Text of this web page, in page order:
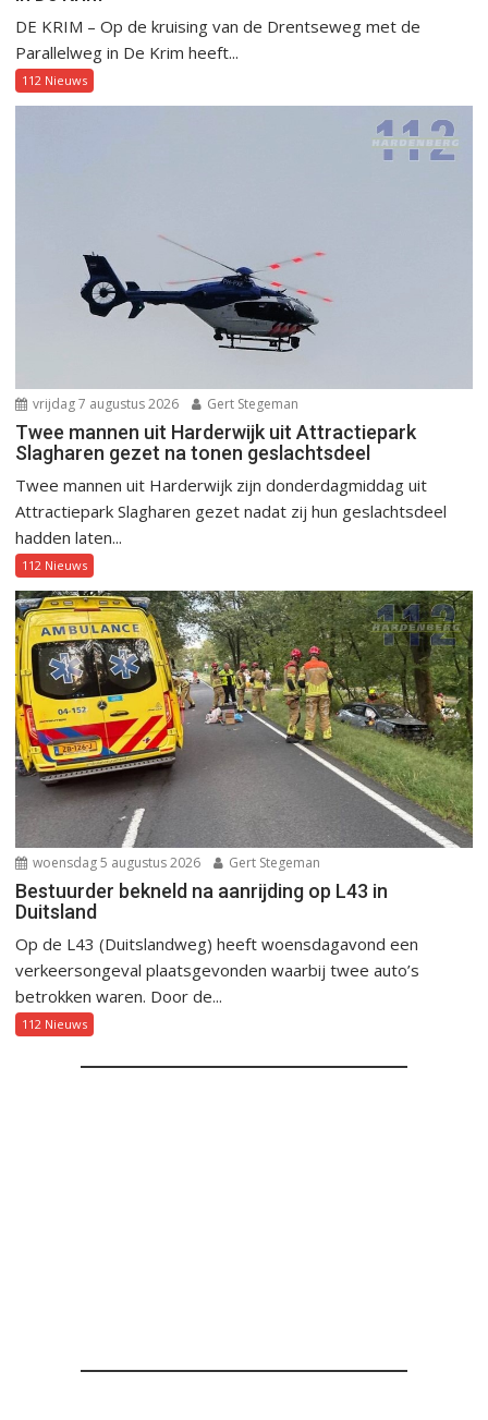
DE KRIM – Op de kruising van de Drentseweg met de
Parallelweg in De Krim heeft...
112 Nieuws
vrijdag 7 augustus 2026 Gert Stegeman
Twee mannen uit Harderwijk uit Attractiepark
Slagharen gezet na tonen geslachtsdeel
Twee mannen uit Harderwijk zijn donderdagmiddag uit
Attractiepark Slagharen gezet nadat zij hun geslachtsdeel
hadden laten...
112 Nieuws
woensdag 5 augustus 2026 Gert Stegeman
Bestuurder bekneld na aanrijding op L43 in
Duitsland
Op de L43 (Duitslandweg) heeft woensdagavond een
verkeersongeval plaatsgevonden waarbij twee auto’s
betrokken waren. Door de...
112 Nieuws